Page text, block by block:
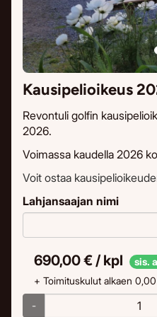
Kausipelioikeus
Revontuli golfin
2026.
Voimassa kaudella 2026
Voit ostaa
Lahjansaajan nimi
690,00 € / kpl
sis.
+ Toimituskulut alkaen
-